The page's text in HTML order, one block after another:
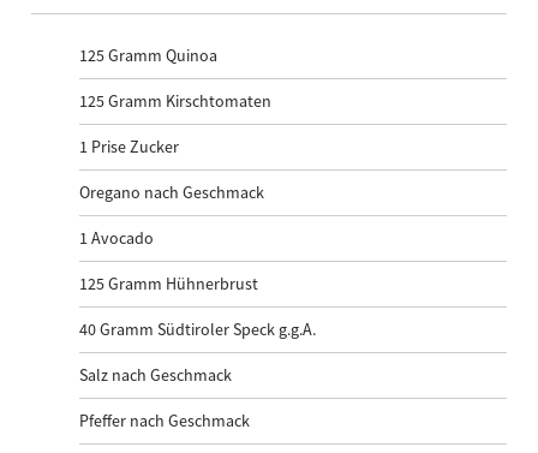
125Gramm Quinoa
125Gramm Kirschtomaten
1 Prise Zucker
Oregano nach Geschmack
1 Avocado
125Gramm Hühnerbrust
40Gramm Südtiroler Speck g.g.A.
Salz nach Geschmack
Pfeffer nach Geschmack